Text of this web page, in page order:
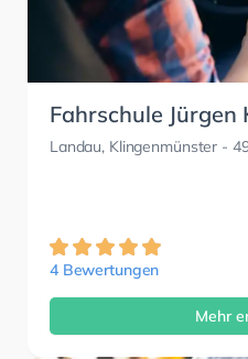
Fahrschule Jürgen
Landau, Klingenmünster -
4 Bewertungen
Mehr